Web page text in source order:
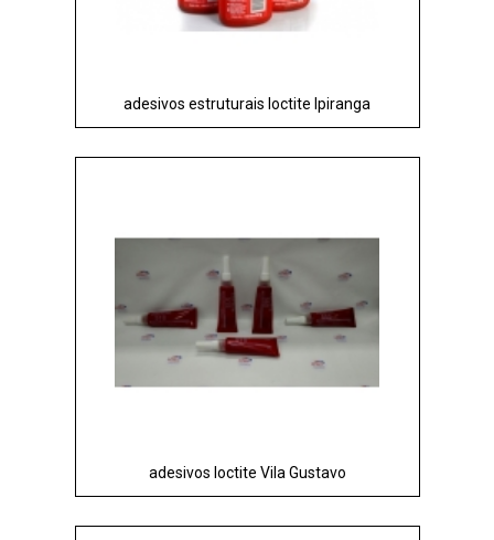
adesivos estruturais loctite Ipiranga
adesivos loctite Vila Gustavo